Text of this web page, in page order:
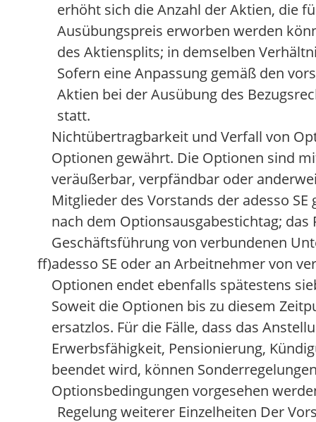
erhöht sich die Anzahl der Aktien, die
Ausübungspreis erworben werden
des Aktiensplits; in demselben
Sofern eine Anpassung gemäß den
Aktien bei der Ausübung des
statt.
ff)
Nichtübertragbarkeit und Verfall von
Optionen gewährt. Die Optionen sind
veräußerbar, verpfändbar oder
Mitglieder des Vorstands der adesso
nach dem Optionsausgabestichtag;
Geschäftsführung von verbundenen
adesso SE oder an Arbeitnehmer von
Optionen endet ebenfalls spätestens
Soweit die Optionen bis zu diesem
ersatzlos. Für die Fälle, dass das
Erwerbsfähigkeit, Pensionierung,
beendet wird, können
Optionsbedingungen vorgesehen
Regelung weiterer Einzelheiten Der